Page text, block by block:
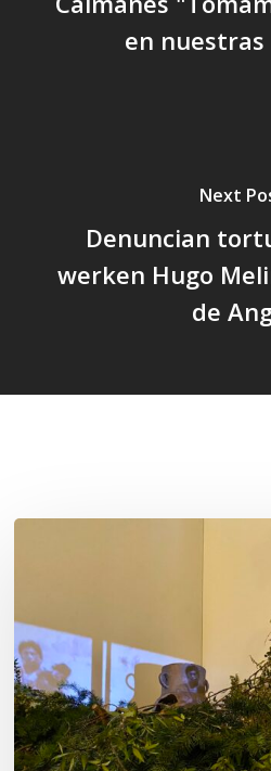
en nuestras
Next
Denuncian
werken Hugo
de
mirar
cuando
la
creación